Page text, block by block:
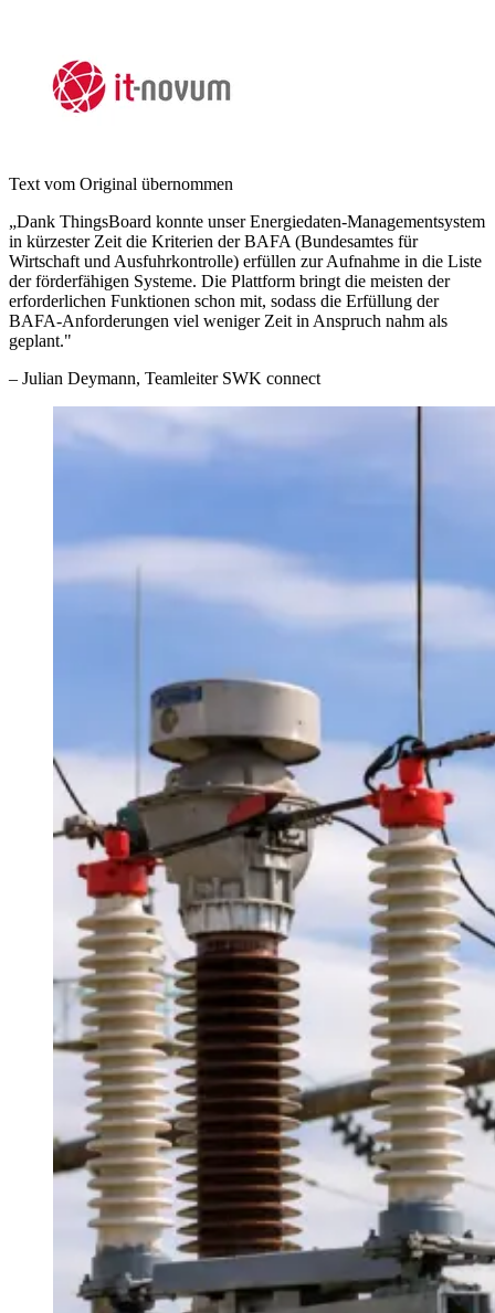
Text vom Original übernommen
„Dank ThingsBoard konnte unser Energiedaten-Managementsystem
in kürzester Zeit die Kriterien der BAFA (Bundesamtes für
Wirtschaft und Ausfuhrkontrolle) erfüllen zur Aufnahme in die Liste
der förderfähigen Systeme. Die Plattform bringt die meisten der
erforderlichen Funktionen schon mit, sodass die Erfüllung der
BAFA-Anforderungen viel weniger Zeit in Anspruch nahm als
geplant."
– Julian Deymann, Teamleiter SWK connect